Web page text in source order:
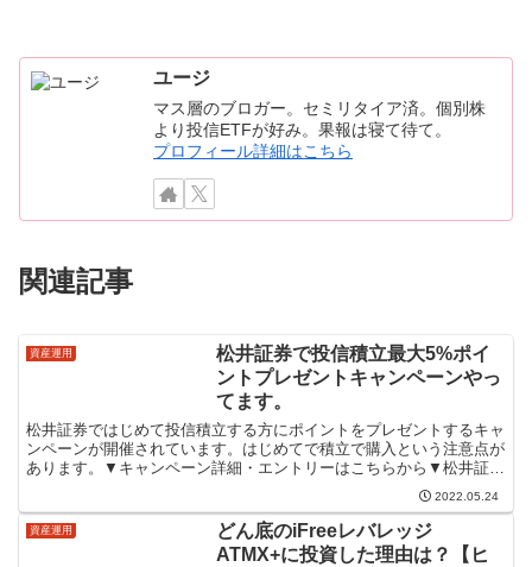
ユージ
マス層のブロガー。セミリタイア済。個別株
より投信ETFが好み。果報は寝て待て。
プロフィール詳細はこちら
関連記事
資産運用
松井証券で投信積立最大5%ポイ
ントプレゼントキャンペーンやっ
てます。
松井証券ではじめて投信積立する方にポイントをプレゼントするキャ
ンペーンが開催されています。はじめてで積立で購入という注意点が
あります。▼キャンペーン詳細・エントリーはこちらから▼松井証券
で投信積立最大5%ポイントプレゼントキャンペーン～プレ...2022.05.24
資産運用
どん底のiFreeレバレッジ
ATMX+に投資した理由は？【ヒ